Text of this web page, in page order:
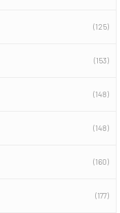
(125)
(153)
(148)
(148)
(160)
(177)